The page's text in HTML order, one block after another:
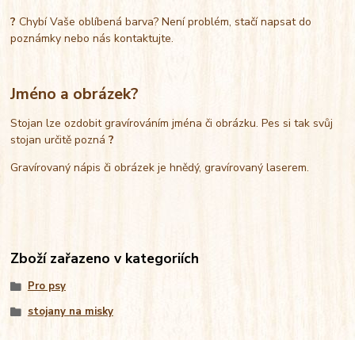
?Chybí Vaše oblíbená barva? Není problém, stačí napsat do
poznámky nebo nás kontaktujte.
Jméno a obrázek?
Stojan lze ozdobit gravírováním jména či obrázku. Pes si tak svůj
stojan určitě pozná?
Gravírovaný nápis či obrázek je hnědý, gravírovaný laserem.
Zboží zařazeno v kategoriích
Pro psy
stojany na misky